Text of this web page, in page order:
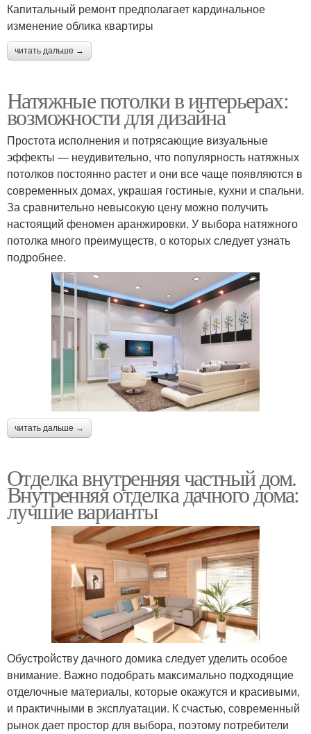
Капитальный ремонт предполагает кардинальное
изменение облика квартиры
читать дальше →
Натяжные потолки в интерьерах:
возможности для дизайна
Простота исполнения и потрясающие визуальные
эффекты — неудивительно, что популярность натяжных
потолков постоянно растет и они все чаще появляются в
современных домах, украшая гостиные, кухни и спальни.
За сравнительно невысокую цену можно получить
настоящий феномен аранжировки. У выбора натяжного
потолка много преимуществ, о которых следует узнать
подробнее.
читать дальше →
Отделка внутренняя частный дом.
Внутренняя отделка дачного дома:
лучшие варианты
Обустройству дачного домика следует уделить особое
внимание. Важно подобрать максимально подходящие
отделочные материалы, которые окажутся и красивыми,
и практичными в эксплуатации. К счастью, современный
рынок дает простор для выбора, поэтому потребители